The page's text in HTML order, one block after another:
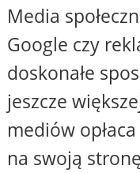
Media
Google czy
doskonałe
jeszcze
mediów
na swoją